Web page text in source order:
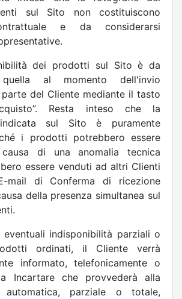
sul Sito non costituiscono
e da considerarsi
dei prodotti sul Sito è da
quella al momento dell'invio
del Cliente mediante il tasto
Resta inteso che la
sul Sito è puramente
i prodotti potrebbero essere
di una anomalia tecnica
essere venduti ad altri Clienti
mail di Conferma di ricezione
della presenza simultanea sul
indisponibilità parziali o
ordinati, il Cliente verrà
informato, telefonicamente o
Incartare che provvederà alla
automatica, parziale o totale,